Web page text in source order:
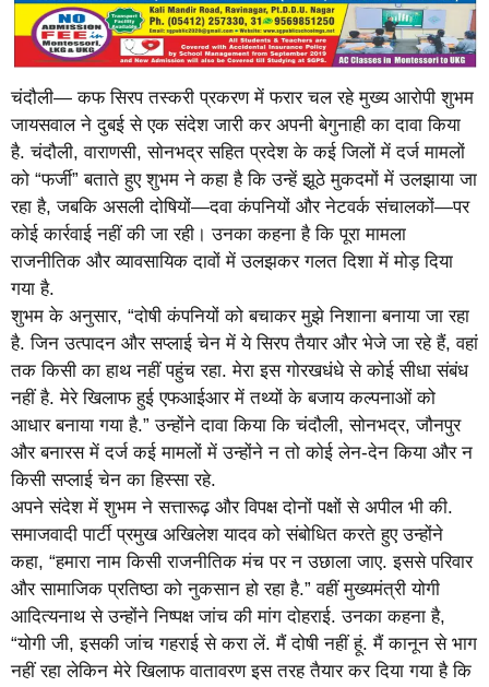
चंदौली— कफ सिरप तस्करी प्रकरण में फरार चल रहे मुख्य आरोपी शुभम
जायसवाल ने दुबई से एक संदेश जारी कर अपनी बेगुनाही का दावा किया
है. चंदौली, वाराणसी, सोनभद्र सहित प्रदेश के कई जिलों में दर्ज मामलों
को “फर्जी” बताते हुए शुभम ने कहा है कि उन्हें झूठे मुकदमों में उलझाया जा
रहा है, जबकि असली दोषियों—दवा कंपनियों और नेटवर्क संचालकों—पर
कोई कार्रवाई नहीं की जा रही। उनका कहना है कि पूरा मामला
राजनीतिक और व्यावसायिक दावों में उलझकर गलत दिशा में मोड़ दिया
गया है.
शुभम के अनुसार, “दोषी कंपनियों को बचाकर मुझे निशाना बनाया जा रहा
है. जिन उत्पादन और सप्लाई चेन में ये सिरप तैयार और भेजे जा रहे हैं, वहां
तक किसी का हाथ नहीं पहुंच रहा. मेरा इस गोरखधंधे से कोई सीधा संबंध
नहीं है. मेरे खिलाफ हुई एफआईआर में तथ्यों के बजाय कल्पनाओं को
आधार बनाया गया है.” उन्होंने दावा किया कि चंदौली, सोनभद्र, जौनपुर
और बनारस में दर्ज कई मामलों में उन्होंने न तो कोई लेन-देन किया और न
किसी सप्लाई चेन का हिस्सा रहे.
अपने संदेश में शुभम ने सत्तारूढ़ और विपक्ष दोनों पक्षों से अपील भी की.
समाजवादी पार्टी प्रमुख अखिलेश यादव को संबोधित करते हुए उन्होंने
कहा, “हमारा नाम किसी राजनीतिक मंच पर न उछाला जाए. इससे परिवार
और सामाजिक प्रतिष्ठा को नुकसान हो रहा है.” वहीं मुख्यमंत्री योगी
आदित्यनाथ से उन्होंने निष्पक्ष जांच की मांग दोहराई. उनका कहना है,
“योगी जी, इसकी जांच गहराई से करा लें. मैं दोषी नहीं हूं. मैं कानून से भाग
नहीं रहा लेकिन मेरे खिलाफ वातावरण इस तरह तैयार कर दिया गया है कि